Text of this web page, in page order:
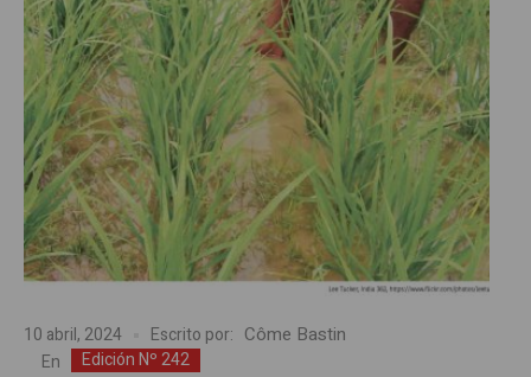
10 abril, 2024 Escrito por: Côme Bastin
En Edición Nº 242